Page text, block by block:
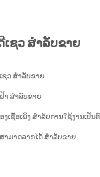
ເຊວ ສຳລັບຂາຍ
ຊວ ສຳລັບຂາຍ
າ ສໍາລັບຂາຍ
ງເຊື້ອເພິງ ສຳລັບການໃຊ້ງານເປັນ
າມາດລາກໄດ້ ສຳລັບຂາຍ